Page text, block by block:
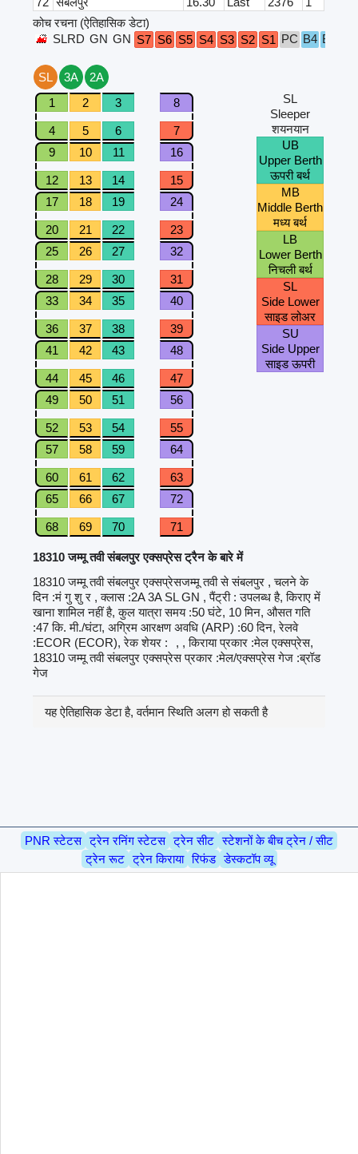
कोच रचना (ऐतिहासिक डेटा)
SLRD GN GN S7 S6 S5 S4 S3 S2 S1 PC B4 B3
SL 3A
2A
1
2 3 8
4 5 6
7
9
10 11 16
12 13 14
15
17
18 19 24
20 21 22
23
25
26 27 32
28 29 30
31
33
34 35 40
36 37 38
39
41
42 43 48
44 45 46
47
49
50 51 56
52 53 54
55
57
58 59 64
60 61 62
63
65
66 67 72
68 69 70 71
SL
Sleeper
शयनयान
UB
Upper Berth
ऊपरी बर्थ
MB
Middle Berth
मध्य बर्थ
LB
Lower Berth
निचली बर्थ
SL
Side Lower
साइड लोअर
SU
Side Upper
साइड ऊपरी
18310 जम्मू तवी संबलपुर एक्सप्रेस ट्रैन के बारे में
18310 जम्मू तवी संबलपुर एक्सप्रेसजम्मू तवी से संबलपुर , चलने के
दिन :मं गु शु र , क्लास :2A 3A SL GN , पैंट्री : उपलब्ध है, किराए में
खाना शामिल नहीं है, कुल यात्रा समय :50 घंटे, 10 मिन, औसत गति
:47 कि. मी./घंटा, अग्रिम आरक्षण अवधि (ARP) :60 दिन, रेलवे
:ECOR (ECOR), रेक शेयर :
, , किराया प्रकार :मेल एक्सप्रेस,
18310 जम्मू तवी संबलपुर एक्सप्रेस प्रकार :मेल/एक्सप्रेस गेज :ब्रॉड
गेज
यह ऐतिहासिक डेटा है, वर्तमान स्थिति अलग हो सकती है
PNR स्टेटस ट्रेन रनिंग स्टेटस ट्रेन सीट स्टेशनों के बीच ट्रेन / सीट
ट्रेन रूट ट्रेन किराया रिफंड डेस्कटॉप व्यू